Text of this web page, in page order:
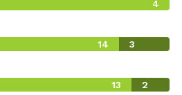
4
14 3
13 2